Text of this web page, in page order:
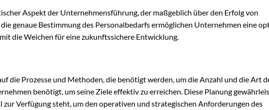
Aspekt der Unternehmensführung, der maßgeblich über den Erfolg von
genaue Bestimmung des Personalbedarfs ermöglichen Unternehmen eine
die Weichen für eine zukunftssichere Entwicklung.
die Prozesse und Methoden, die benötigt werden, um die Anzahl und die Art
benötigt, um seine Ziele effektiv zu erreichen. Diese Planung
Verfügung steht, um den operativen und strategischen Anforderungen des